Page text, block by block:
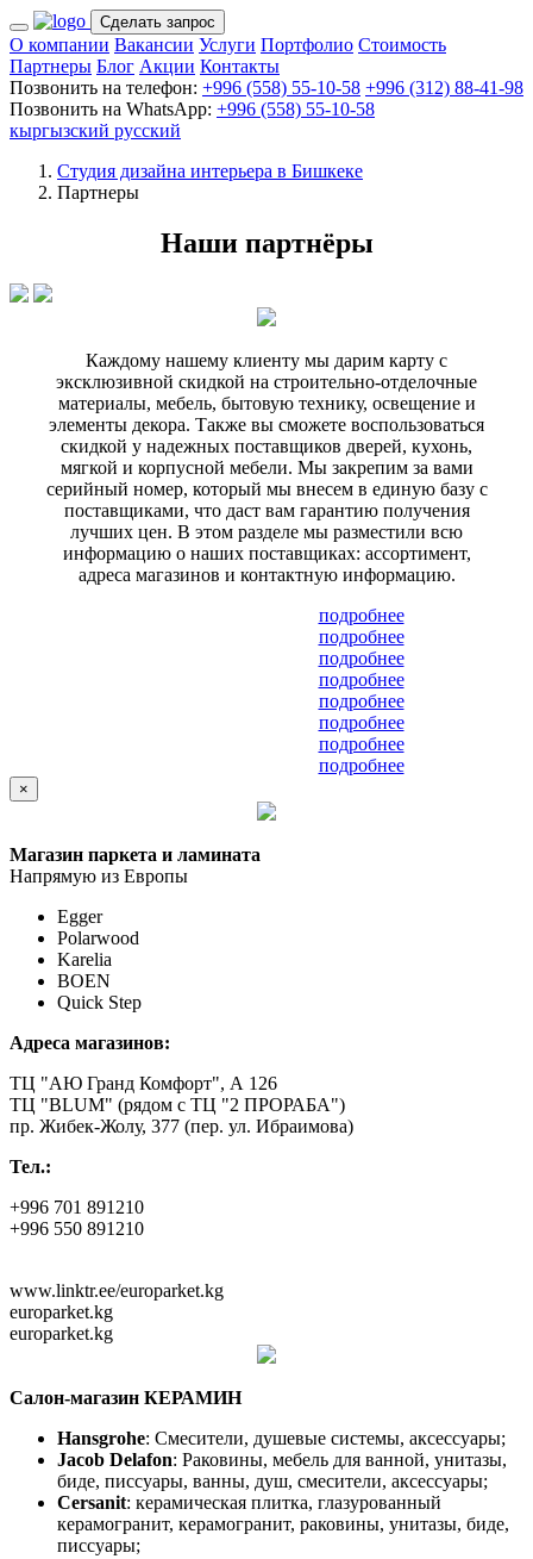
Сделать запрос
О компании Вакансии Услуги Портфолио Стоимость
Партнеры Блог Акции Контакты
Позвонить на телефон: +996 (558) 55-10-58 +996 (312) 88-41-98
Позвонить на WhatsApp: +996 (558) 55-10-58
кыргызский русский
Студия дизайна интерьера в Бишкеке
Партнеры
Наши партнёры
Каждому нашему клиенту мы дарим карту с
эксклюзивной скидкой на строительно-отделочные
материалы, мебель, бытовую технику, освещение и
элементы декора. Также вы сможете воспользоваться
скидкой у надежных поставщиков дверей, кухонь,
мягкой и корпусной мебели. Мы закрепим за вами
серийный номер, который мы внесем в единую базу с
поставщиками, что даст вам гарантию получения
лучших цен. В этом разделе мы разместили всю
информацию о наших поставщиках: ассортимент,
адреса магазинов и контактную информацию.
подробнее
подробнее
подробнее
подробнее
подробнее
подробнее
подробнее
подробнее
×
Магазин паркета и ламината
Напрямую из Европы
Egger
Polarwood
Karelia
BOEN
Quick Step
Адреса магазинов:
ТЦ "АЮ Гранд Комфорт", А 126
ТЦ "BLUM" (рядом с ТЦ "2 ПРОРАБА")
пр. Жибек-Жолу, 377 (пер. ул. Ибраимова)
Тел.:
+996 701 891210
+996 550 891210
www.linktr.ee/europarket.kg
europarket.kg
europarket.kg
Салон-магазин КЕРАМИН
Hansgrohe: Смесители, душевые системы, аксессуары;
Jacob Delafon: Раковины, мебель для ванной, унитазы,
биде, писсуары, ванны, душ, смесители, аксессуары;
Cersanit: керамическая плитка, глазурованный
керамогранит, керамогранит, раковины, унитазы, биде,
писсуары;